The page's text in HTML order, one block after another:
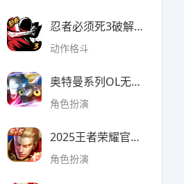
忍者必须死3破解版无限勾
动作格斗
奥特曼系列OL无限光元(9
角色扮演
2025王者荣耀官方全服版本
角色扮演